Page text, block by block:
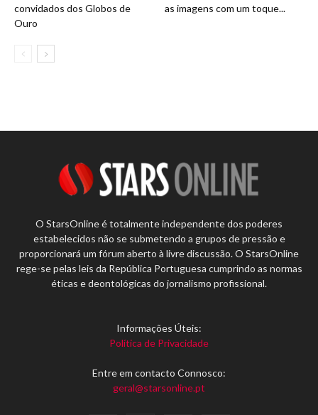
convidados dos Globos de
Ouro
as imagens com um toque...
O StarsOnline é totalmente independente dos poderes
estabelecidos não se submetendo a grupos de pressão e
proporcionará um fórum aberto à livre discussão. O StarsOnline
rege-se pelas leis da República Portuguesa cumprindo as normas
éticas e deontológicas do jornalismo profissional.
Informações Úteis:
Política de Privacidade
Entre em contacto Connosco:
geral@starsonline.pt